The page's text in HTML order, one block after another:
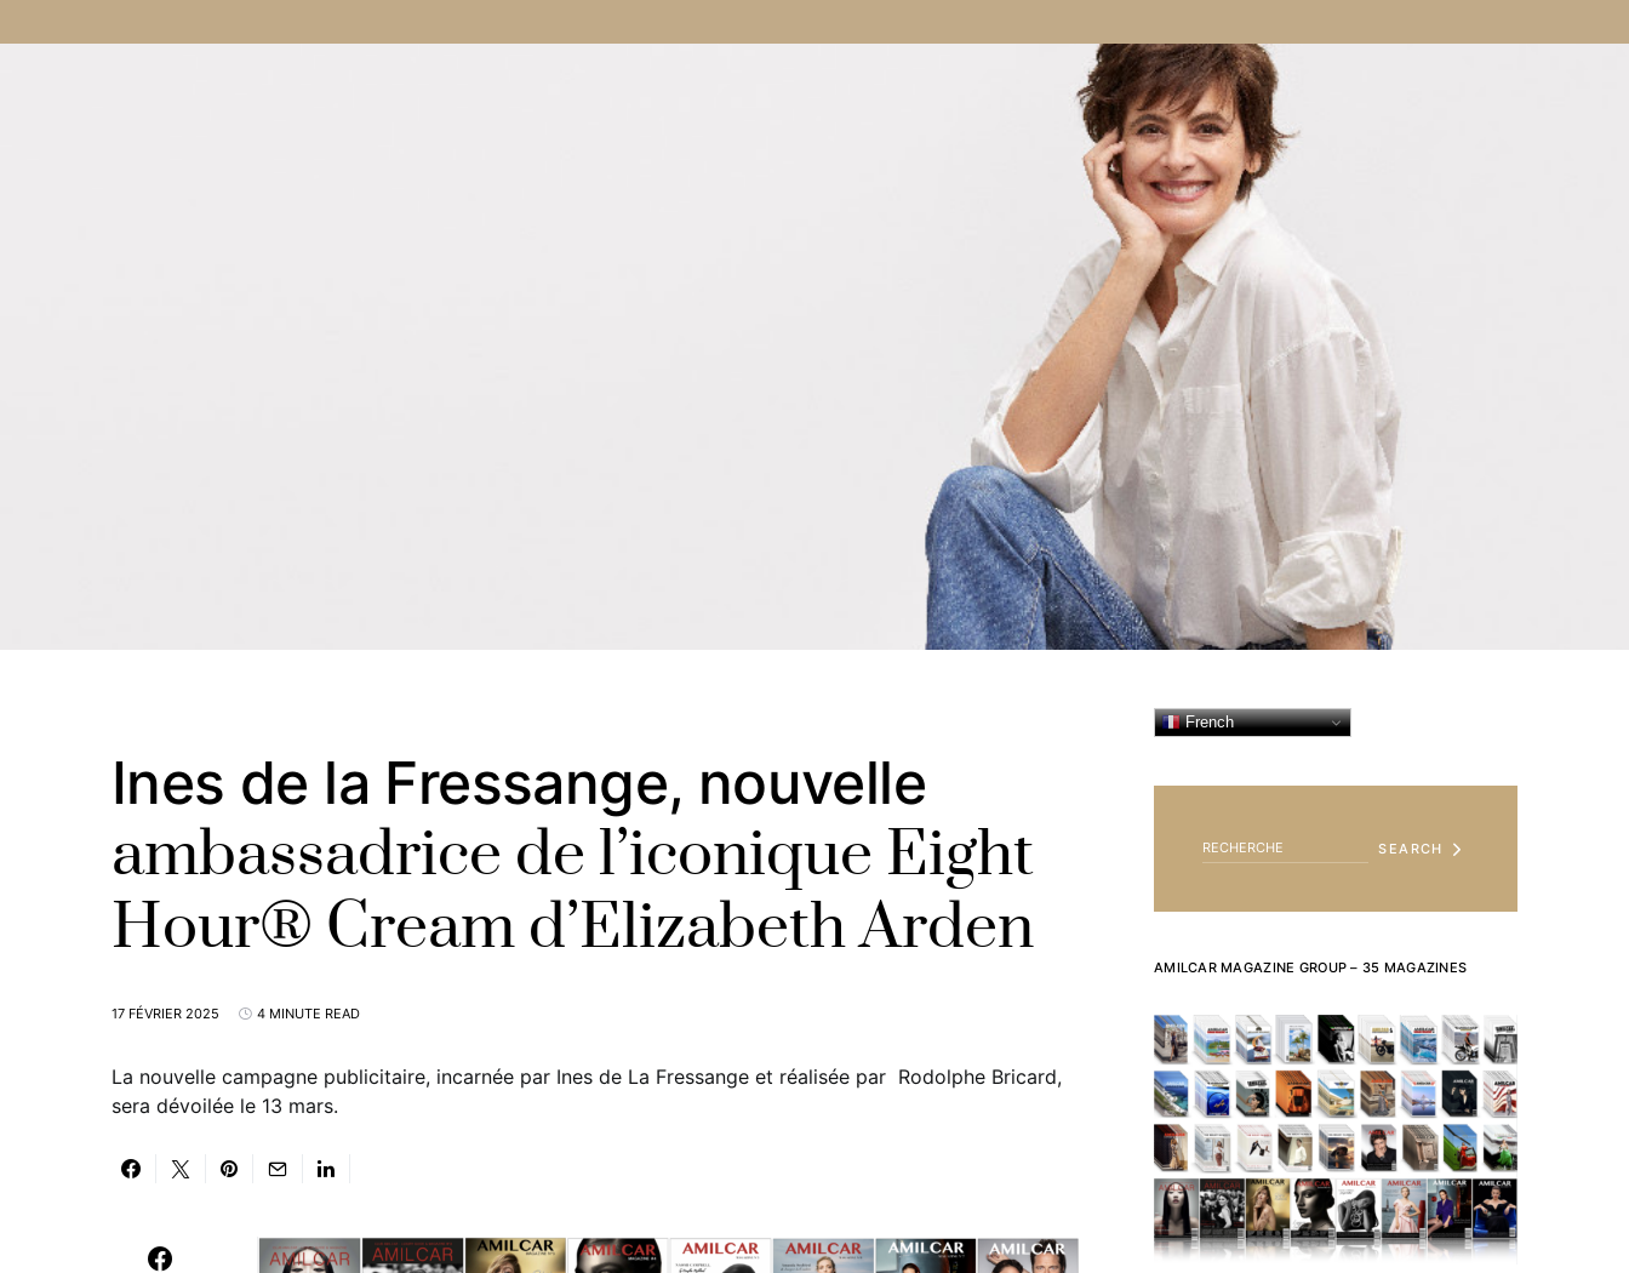
Ines de la Fressange, nouvelle
ambassadrice de l’iconique Eight
Hour® Cream d’Elizabeth Arden
17 FÉVRIER 2025 4 MINUTE READ
La nouvelle campagne publicitaire, incarnée par Ines de La Fressange et réalisée par Rodolphe Bricard,
sera dévoilée le 13 mars.
French
SEARCH
AMILCAR MAGAZINE GROUP – 35 MAGAZINES